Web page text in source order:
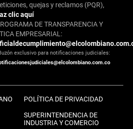
quejas y reclamos (PQR),
clic aquí
DE TRANSPARENCIA Y
EMPRESARIAL:
exclusivo para notificaciones judiciales:
POLÍTICA DE PRIVACIDAD
SUPERINTENDENCIA DE
INDUSTRIA Y COMERCIO